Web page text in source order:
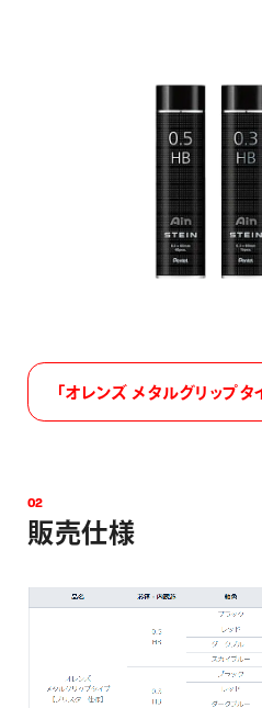
「オレンズ メタルグリップ
02
販売仕様